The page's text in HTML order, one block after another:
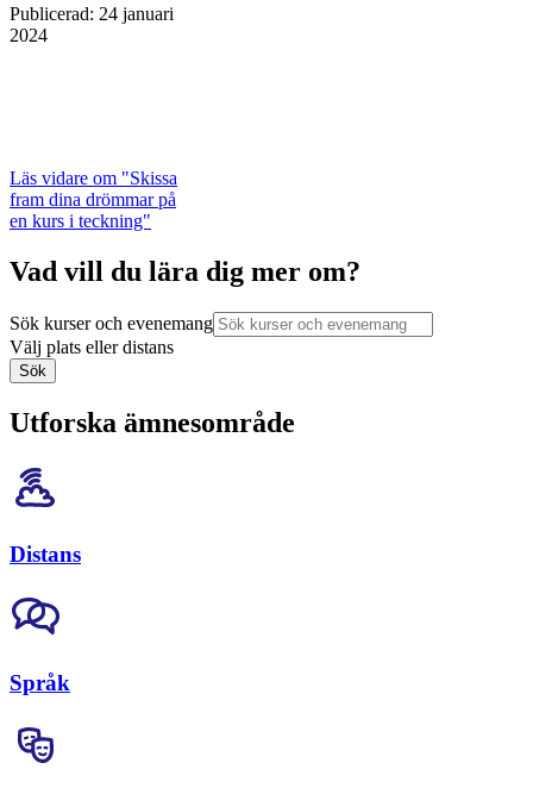
Publicerad: 24 januari
2024
Läs vidare om "Skissa
fram dina drömmar på
en kurs i teckning"
Vad vill du lära dig mer om?
Sök kurser och evenemang
Välj plats eller distans
Sök
Utforska ämnesområde
Distans
Språk